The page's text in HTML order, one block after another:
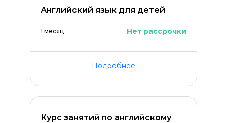
Английский язык для детей
1 месяц Нет рассрочки
Подробнее
Курс занятий по английскому